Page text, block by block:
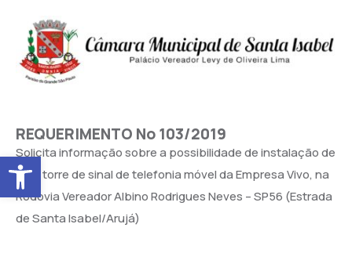
Abrir a barra de ferramentas
REQUERIMENTO No 103/2019
Solicita informação sobre a possibilidade de instalação de
uma torre de sinal de telefonia móvel da Empresa Vivo, na
Rodovia Vereador Albino Rodrigues Neves – SP56 (Estrada
de Santa Isabel/Arujá)